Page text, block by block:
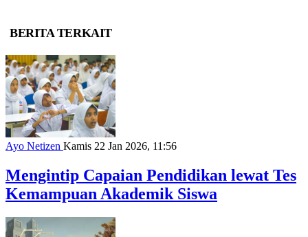
BERITA TERKAIT
Ayo Netizen Kamis 22 Jan 2026, 11:56
Mengintip Capaian Pendidikan lewat Tes
Kemampuan Akademik Siswa